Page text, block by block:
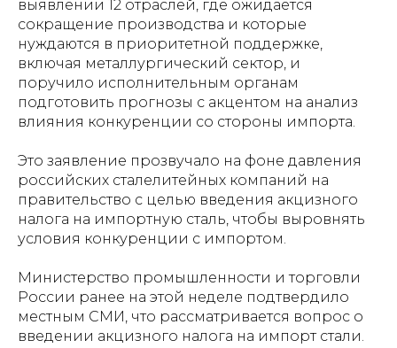
выявлении 12 отраслей, где ожидается
сокращение производства и которые
нуждаются в приоритетной поддержке,
включая металлургический сектор, и
поручило исполнительным органам
подготовить прогнозы с акцентом на анализ
влияния конкуренции со стороны импорта.
Это заявление прозвучало на фоне давления
российских сталелитейных компаний на
правительство с целью введения акцизного
налога на импортную сталь, чтобы выровнять
условия конкуренции с импортом.
Министерство промышленности и торговли
России ранее на этой неделе подтвердило
местным СМИ, что рассматривается вопрос о
введении акцизного налога на импорт стали.